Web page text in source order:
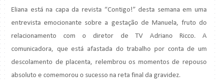
Eliana está na capa da revista “Contigo!” desta semana em uma
entrevista emocionante sobre a gestação de Manuela, fruto do
relacionamento com o diretor de TV Adriano Ricco. A
comunicadora, que está afastada do trabalho por conta de um
descolamento de placenta, relembrou os momentos de repouso
absoluto e comemorou o sucesso na reta final da gravidez.